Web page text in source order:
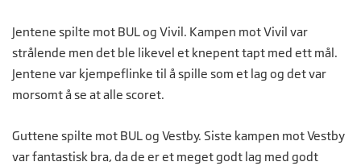
Jentene spilte mot BUL og Vivil. Kampen mot Vivil var
strålende men det ble likevel et knepent tapt med ett mål.
Jentene var kjempeflinke til å spille som et lag og det var
morsomt å se at alle scoret.
Guttene spilte mot BUL og Vestby. Siste kampen mot Vestby
var fantastisk bra, da de er et meget godt lag med godt